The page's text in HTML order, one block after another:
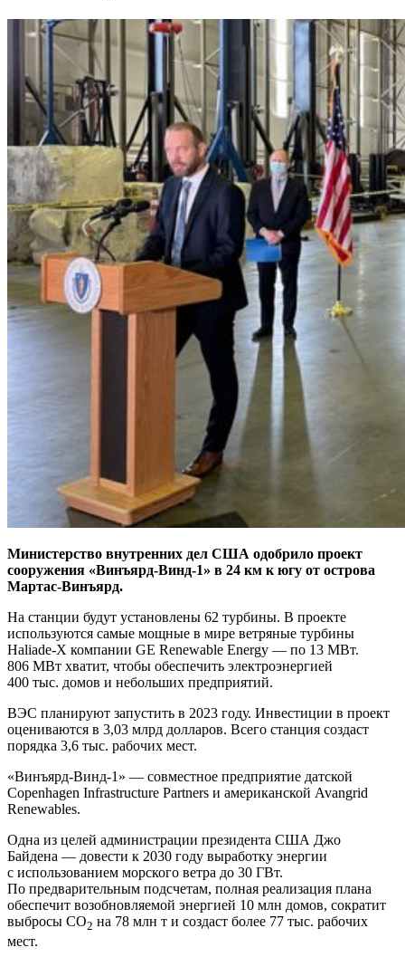
Министерство внутренних дел США одобрило проект
сооружения «Винъярд-Винд‑1» в 24 км к югу от острова
Мартас-Винъярд.
На станции будут установлены 62 турбины. В проекте
используются самые мощные в мире ветряные турбины
Haliade-X компании GE Renewable Energy — ​по 13 МВт.
806 МВт хватит, чтобы обеспечить электроэнергией
400 тыс. домов и небольших предприятий.
ВЭС планируют запустить в 2023 году. Инвестиции в проект
оцениваются в 3,03 млрд долларов. Всего станция создаст
порядка 3,6 тыс. рабочих мест.
«Винъярд-Винд‑1» — ​совместное предприятие датской
Copenhagen Infrastructure Partners и американской Avangrid
Renewables.
Одна из целей администрации президента США Джо
Байдена — ​довести к 2030 году выработку энергии
с использованием морского ветра до 30 ГВт.
По предварительным подсчетам, полная реализация плана
обеспечит возобновляемой энергией 10 млн домов, сократит
выбросы CO2 на 78 млн т и создаст более 77 тыс. рабочих
мест.